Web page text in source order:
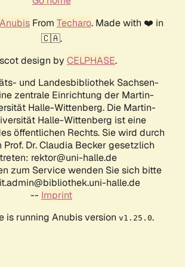
AnubisFrom Techaro. Made with ❤️ in
🇨🇦.
design by CELPHASE.
und Landesbibliothek Sachsen-
zentrale Einrichtung der Martin-
Halle-Wittenberg. Die Martin-
Halle-Wittenberg ist eine
öffentlichen Rechts. Sie wird durch
Dr. Claudia Becker gesetzlich
rektor@uni-halle.de
zum Service wenden Sie sich bitte
halle.de
-- Imprint
is running Anubis version v1.25.0.